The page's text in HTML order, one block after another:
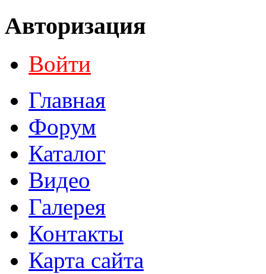
Авторизация
Войти
Главная
Форум
Каталог
Видео
Галерея
Контакты
Карта сайта